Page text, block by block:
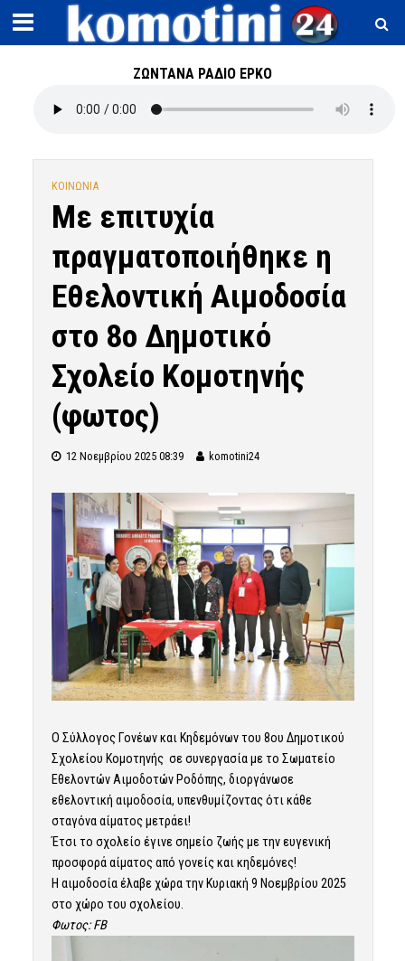
ΖΩΝΤΑΝΑ ΡΑΔΙΟ ΕΡΚΟ
ΚΟΙΝΩΝΙΑ
Με επιτυχία
πραγματοποιήθηκε η
Εθελοντική Αιμοδοσία
στο 8ο Δημοτικό
Σχολείο Κομοτηνής
(φωτος)
12 Νοεμβρίου 2025 08:39 komotini24
Ο Σύλλογος Γονέων και Κηδεμόνων του 8ου Δημοτικού
Σχολείου Κομοτηνής σε συνεργασία με το Σωματείο
Εθελοντών Αιμοδοτών Ροδόπης, διοργάνωσε
εθελοντική αιμοδοσία, υπενθυμίζοντας ότι κάθε
σταγόνα αίματος μετράει!
Έτσι το σχολείο έγινε σημείο ζωής με την ευγενική
προσφορά αίματος από γονείς και κηδεμόνες!
Η αιμοδοσία έλαβε χώρα την Κυριακή 9 Νοεμβρίου 2025
στο χώρο του σχολείου.
Φωτος: FB